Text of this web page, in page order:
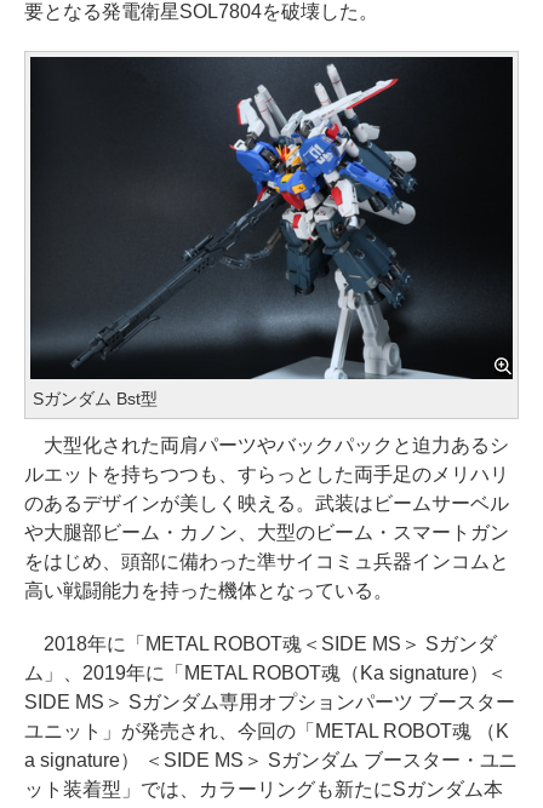
要となる発電衛星SOL7804を破壊した。
Sガンダム Bst型
大型化された両肩パーツやバックパックと迫力あるシ
ルエットを持ちつつも、すらっとした両手足のメリハリ
のあるデザインが美しく映える。武装はビームサーベル
や大腿部ビーム・カノン、大型のビーム・スマートガン
をはじめ、頭部に備わった準サイコミュ兵器インコムと
高い戦闘能力を持った機体となっている。
2018年に「METAL ROBOT魂＜SIDE MS＞ Sガンダ
ム」、2019年に「METAL ROBOT魂（Ka signature）＜
SIDE MS＞ Sガンダム専用オプションパーツ ブースター
ユニット」が発売され、今回の「METAL ROBOT魂 （K
a signature） ＜SIDE MS＞ Sガンダム ブースター・ユニ
ット装着型」では、カラーリングも新たにSガンダム本